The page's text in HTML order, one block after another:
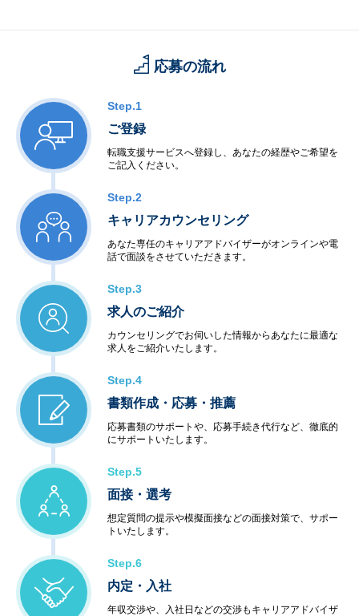
応募の流れ
Step.1
ご登録
転職支援サービスへ登録し、あなたの経歴やご希望を
ご記入ください。
Step.2
キャリアカウンセリング
あなた専任のキャリアアドバイザーがオンラインや電
話で面談をさせていただきます。
Step.3
求人のご紹介
カウンセリングでお伺いした情報からあなたに最適な
求人をご紹介いたします。
Step.4
書類作成・応募・推薦
応募書類のサポートや、応募手続き代行など、徹底的
にサポートいたします。
Step.5
面接・選考
想定質問の提示や模擬面接などの面接対策で、サポー
トいたします。
Step.6
内定・入社
年収交渉や、入社日などの交渉もキャリアアドバイザ